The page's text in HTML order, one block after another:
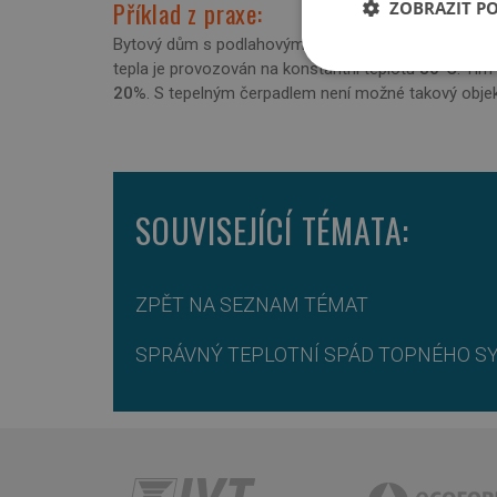
Příklad z praxe:
Bytový dům s podlahovým vytápěním ve všech
tepla je provozován na konstantní teplotu80°C.
20%. S tepelným čerpadlem není možné takový
SOUVISEJÍCÍ TÉMATA:
ZPĚT NA SEZNAM TÉMAT
SPRÁVNÝ TEPLOTNÍ SPÁD TOPNÉHO
ZOBRAZIT
Nezbytně
soubory
Název